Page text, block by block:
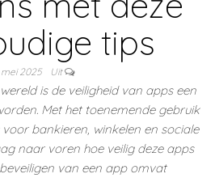
tips
mei 2025 Uit
is de veiligheid van apps een
Met het toenemende gebruik
bankieren, winkelen en sociale
naar voren hoe veilig deze apps
van een app omvat